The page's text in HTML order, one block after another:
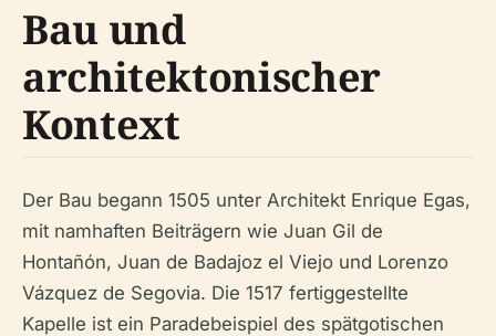
Bau und
architektonischer
Kontext
Der Bau begann 1505 unter Architekt Enrique Egas,
mit namhaften Beiträgern wie Juan Gil de
Hontañón, Juan de Badajoz el Viejo und Lorenzo
Vázquez de Segovia. Die 1517 fertiggestellte
Kapelle ist ein Paradebeispiel des spätgotischen